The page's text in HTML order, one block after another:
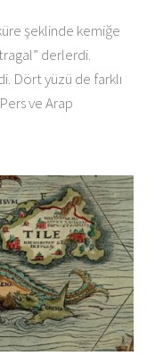
şeklinde kemiğe
derlerdi.
Dört yüzü de farklı
ve Arap